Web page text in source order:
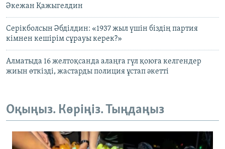
Әкежан Қажыгелдин
Серікболсын Әбділдин: «1937 жыл үшін біздің партия
кімнен кешірім сұрауы керек?»
Алматыда 16 желтоқсанда алаңға гүл қоюға келгендер
жиын өткізді, жастарды полиция ұстап әкетті
Оқыңыз. Көріңіз. Тыңдаңыз